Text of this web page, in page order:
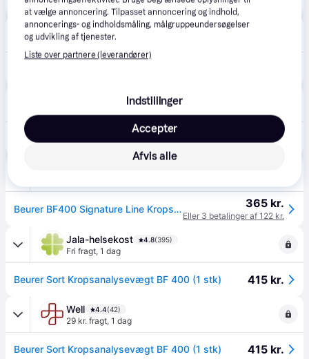
Føtex 4.8(31)
39 kr. fragt,3 dage
Beurer kropsanalysevægt BF400 - sort 369 kr.
Beurer BF400 Signature Line Kropsanalysevægt - Max 200kg - Sort 365 kr.
Eller 3 betalinger af 122 kr.
Jala-helsekost 4.8(395)
Fri fragt, 1 dag
Beurer Sort Kropsanalysevægt BF 400 (1 stk) 415 kr.
Well 4.4(42)
29 kr. fragt, 1 dag
Beurer Sort Kropsanalysevægt BF 400 (1 stk) 415 kr.
at vælge annoncering. Tilpasset annoncering og indhold,
annoncerings- og indholdsmåling, målgruppeundersøgelser
og udvikling af tjenester.
Liste over partnere (leverandører)
Indstillinger
Afvis alle
Accepter